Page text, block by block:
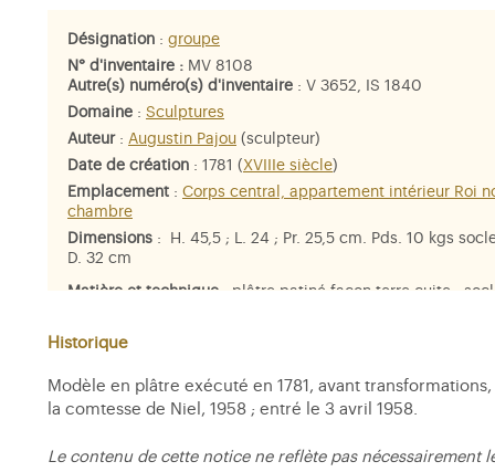
Désignation : groupe
N° d'inventaire : MV 8108
Autre(s) numéro(s) d'inventaire : V 3652, IS 1840
Domaine : Sculptures
Auteur: Augustin Pajou (sculpteur)
Date de création : 1781 ( XVIIIe siècle)
Emplacement : Corps central, appartement intérieur Roi
chambre
Dimensions : H. 45,5 ; L. 24 ; Pr. 25,5 cm. Pds. 10 kgs
D. 32 cm
Matière et technique : plâtre patiné façon terre cuite ;
Personne représentée
Historique
Modèle en plâtre exécuté en 1781, avant
la comtesse de Niel, 1958 ; entré le 3 avril 1958.
Le contenu de cette notice ne reflète pas nécessairement